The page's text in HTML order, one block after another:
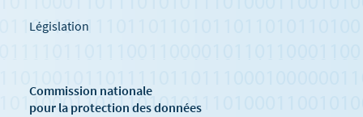
Législation
Commission nationale
pour la protection des données